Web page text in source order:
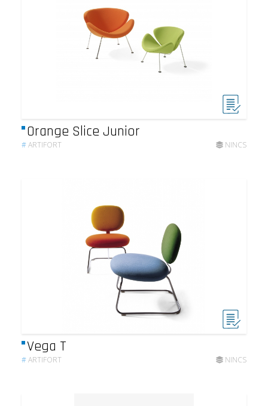
Orange Slice Junior
#ARTIFORT NINCS
Vega T
#ARTIFORT NINCS